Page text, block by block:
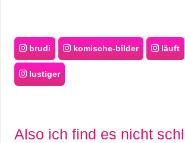
brudi komische-bilder läuft
lustiger
Also ich find es nicht